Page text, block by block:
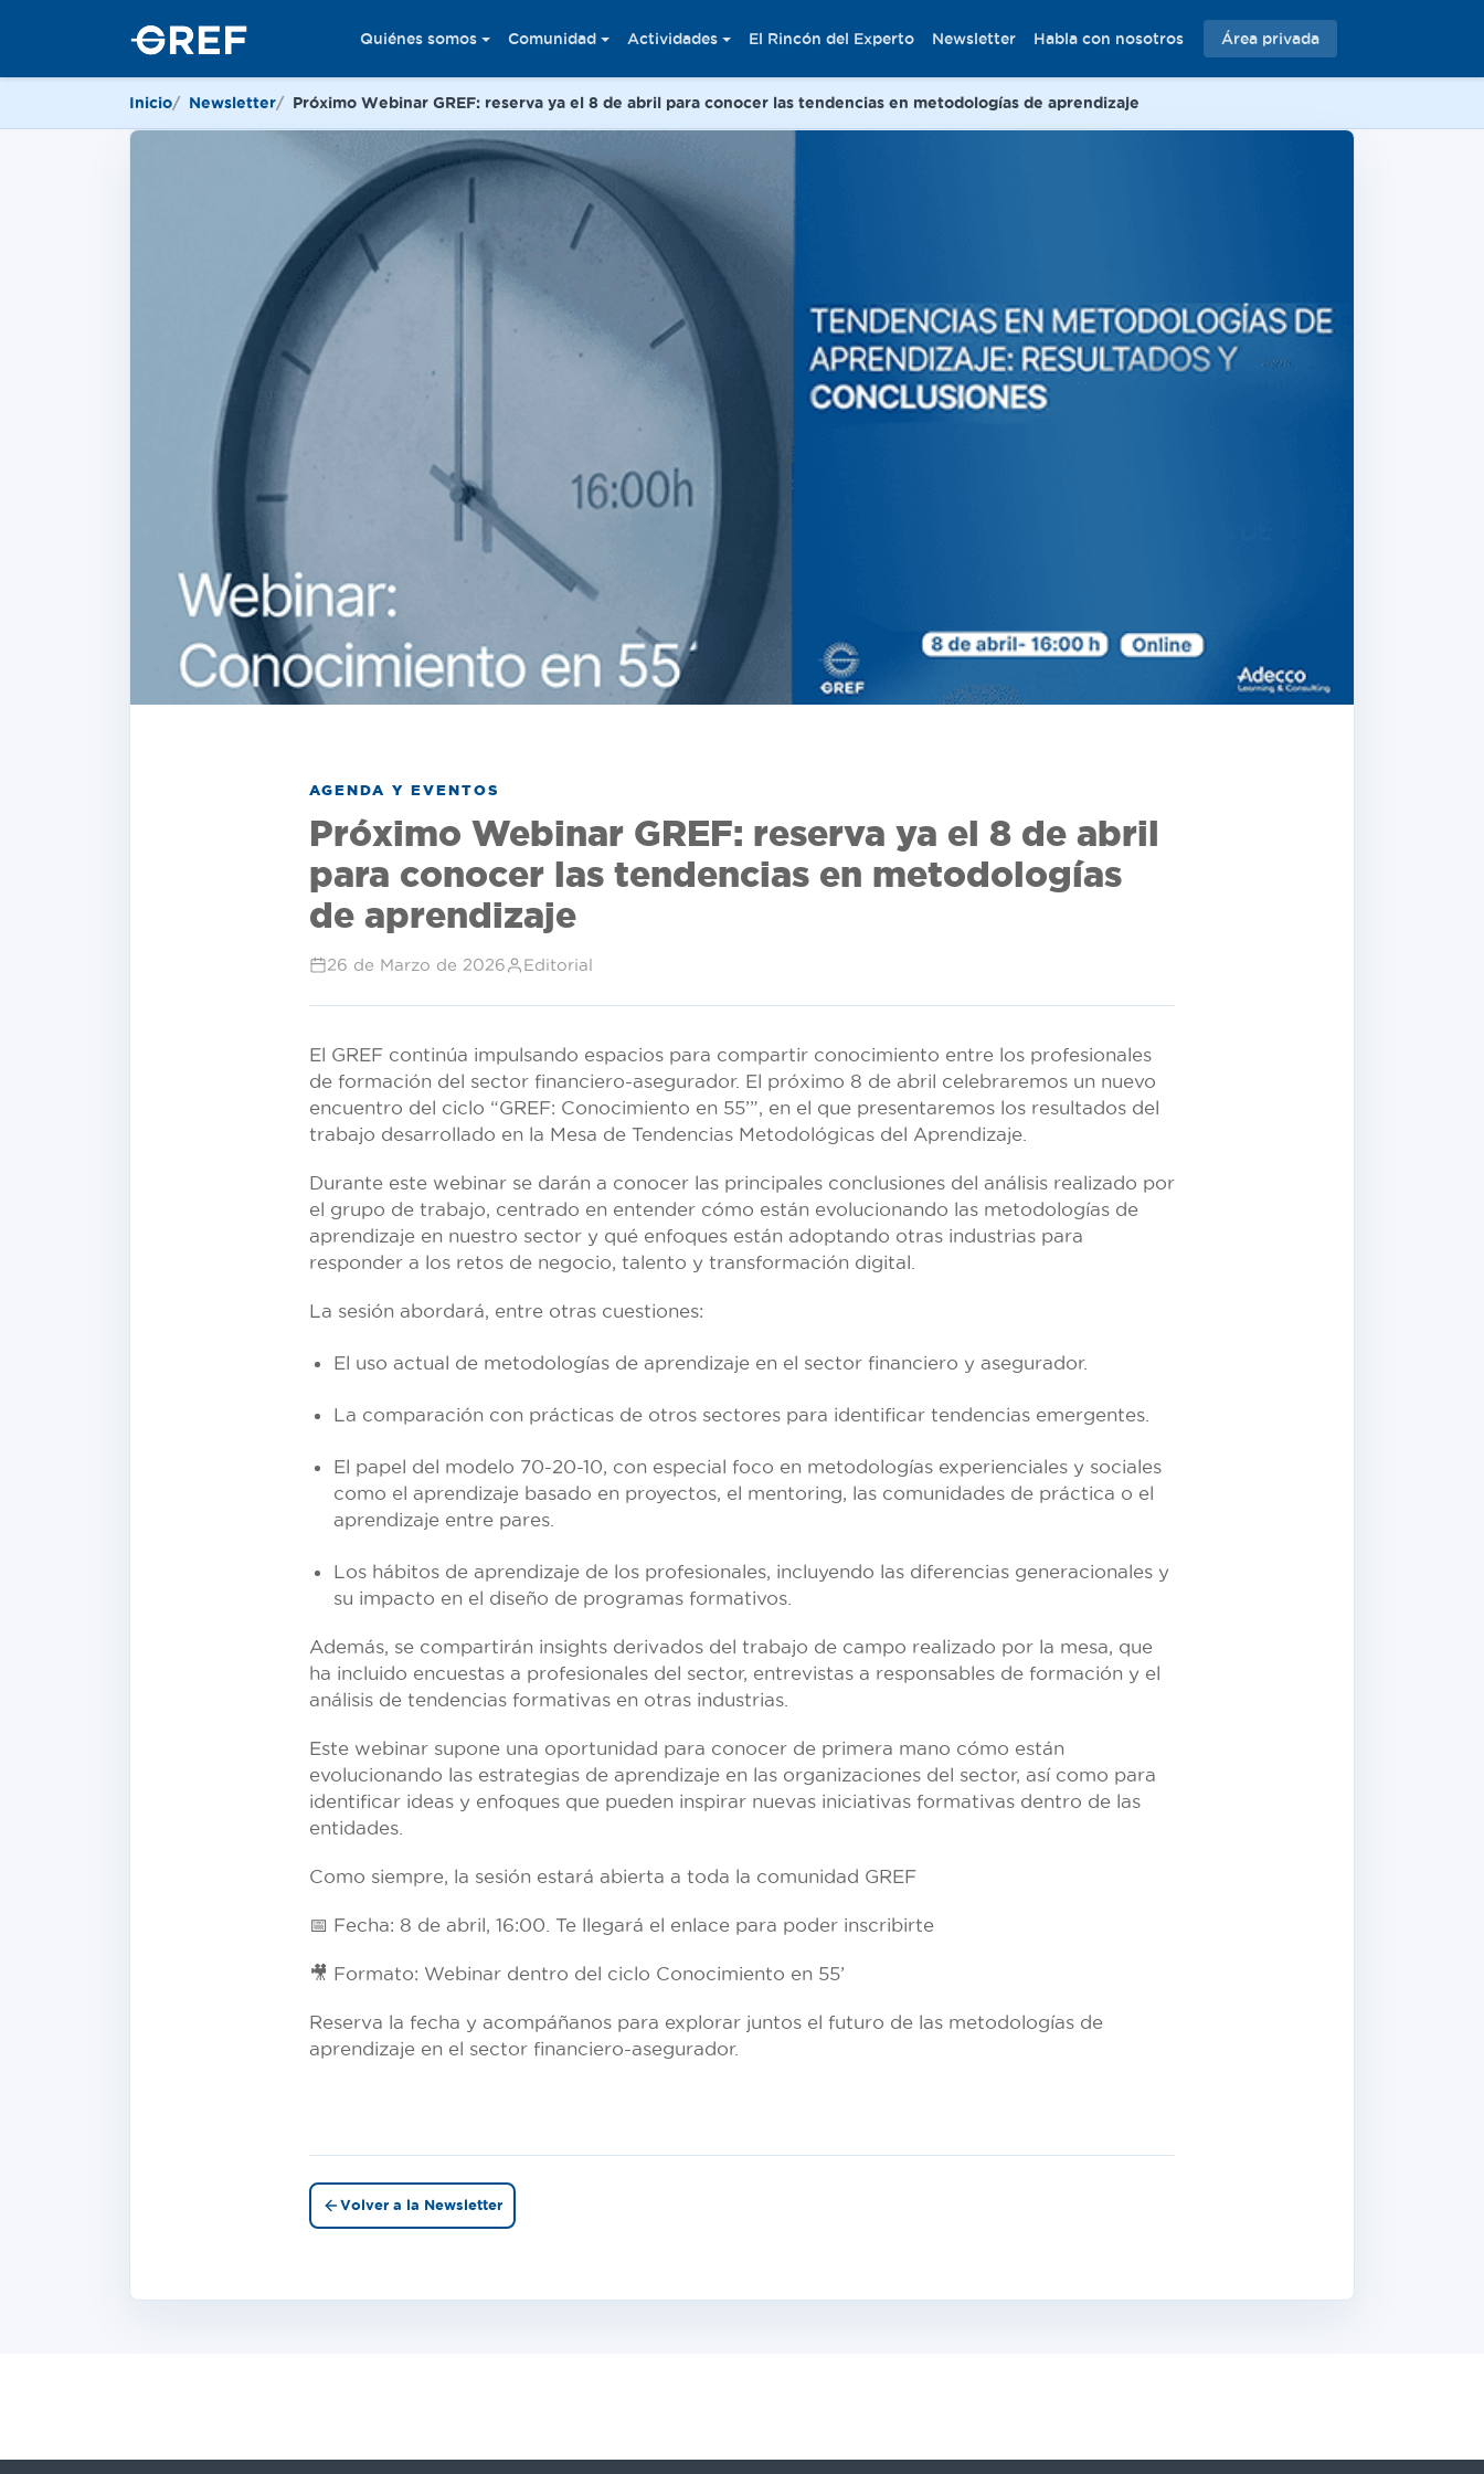
Quiénes somos Comunidad Actividades El Rincón del Experto Newsletter Habla con nosotros Área privada
Inicio Newsletter Próximo Webinar GREF: reserva ya el 8 de abril para conocer las tendencias en metodologías de aprendizaje
AGENDA Y EVENTOS
Próximo Webinar GREF: reserva ya el 8 de abril
para conocer las tendencias en metodologías
de aprendizaje
26 de Marzo de 2026 Editorial
El GREF continúa impulsando espacios para compartir conocimiento entre los profesionales
de formación del sector financiero-asegurador. El próximo 8 de abril celebraremos un nuevo
encuentro del ciclo “GREF: Conocimiento en 55’”, en el que presentaremos los resultados del
trabajo desarrollado en la Mesa de Tendencias Metodológicas del Aprendizaje.
Durante este webinar se darán a conocer las principales conclusiones del análisis realizado por
el grupo de trabajo, centrado en entender cómo están evolucionando las metodologías de
aprendizaje en nuestro sector y qué enfoques están adoptando otras industrias para
responder a los retos de negocio, talento y transformación digital.
La sesión abordará, entre otras cuestiones:
El uso actual de metodologías de aprendizaje en el sector financiero y asegurador.
La comparación con prácticas de otros sectores para identificar tendencias emergentes.
El papel del modelo 70-20-10, con especial foco en metodologías experienciales y sociales
como el aprendizaje basado en proyectos, el mentoring, las comunidades de práctica o el
aprendizaje entre pares.
Los hábitos de aprendizaje de los profesionales, incluyendo las diferencias generacionales y
su impacto en el diseño de programas formativos.
Además, se compartirán insights derivados del trabajo de campo realizado por la mesa, que
ha incluido encuestas a profesionales del sector, entrevistas a responsables de formación y el
análisis de tendencias formativas en otras industrias.
Este webinar supone una oportunidad para conocer de primera mano cómo están
evolucionando las estrategias de aprendizaje en las organizaciones del sector, así como para
identificar ideas y enfoques que pueden inspirar nuevas iniciativas formativas dentro de las
entidades.
Como siempre, la sesión estará abierta a toda la comunidad GREF
📅 Fecha: 8 de abril, 16:00. Te llegará el enlace para poder inscribirte
🎥 Formato: Webinar dentro del ciclo Conocimiento en 55’
Reserva la fecha y acompáñanos para explorar juntos el futuro de las metodologías de
aprendizaje en el sector financiero-asegurador.
Volver a la Newsletter